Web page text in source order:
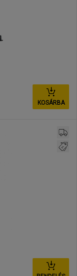
KOSÁRBA